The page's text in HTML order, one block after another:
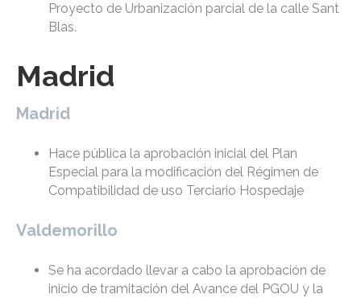
Proyecto de Urbanización parcial de la calle Sant
Blas.
Madrid
Madrid
Hace pública la aprobación inicial del Plan
Especial para la modificación del Régimen de
Compatibilidad de uso Terciario Hospedaje
Valdemorillo
Se ha acordado llevar a cabo la aprobación de
inicio de tramitación del Avance del PGOU y la